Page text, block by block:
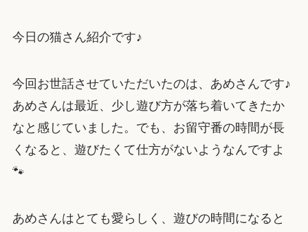
今日の猫さん紹介です♪
今回お世話させていただいたのは、あめさんです♪
あめさんは最近、少し遊び方が落ち着いてきたか
なと感じていました。でも、お留守番の時間が長
くなると、遊びたくて仕方がないようなんですよ
🐾
あめさんはとても愛らしく、遊びの時間になると